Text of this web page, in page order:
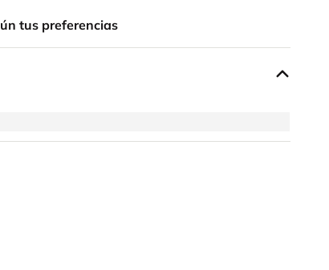
tus preferencias